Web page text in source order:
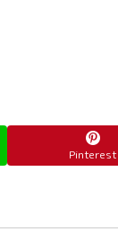
Pinterest